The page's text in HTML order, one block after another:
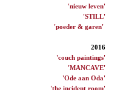
'nieuw leven'
'STILL'
'poeder & garen'
2016
'couch paintings'
'MANCAVE'
'Ode aan Oda'
'the incident room'